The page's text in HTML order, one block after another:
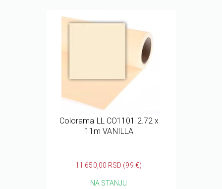
Colorama LL CO1101 2.72 x
11m VANILLA
11.650,00 RSD (99 €)
NA STANJU